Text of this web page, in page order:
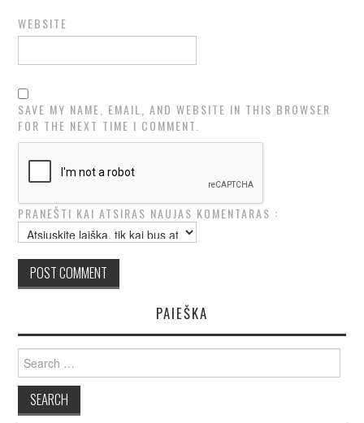
WEBSITE
SAVE MY NAME, EMAIL, AND WEBSITE IN THIS BROWSER
FOR THE NEXT TIME I COMMENT.
PRANEŠTI KAI ATSIRAS NAUJAS KOMENTARAS :
PAIEŠKA
for: